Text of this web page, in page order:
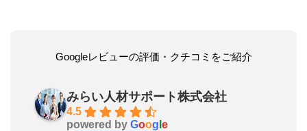
Googleレビューの評価・クチコミをご紹介
みらい人材サポート株式会社
4.5
powered by Goog e